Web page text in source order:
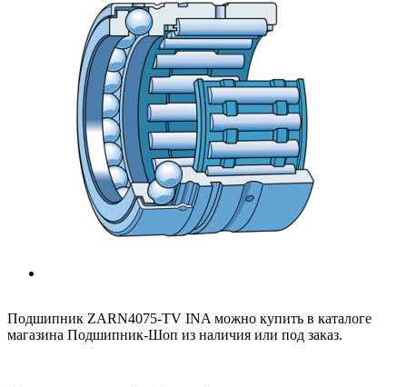
Подшипник ZARN4075-TV INA можно купить в каталоге
магазина Подшипник-Шоп из наличия или под заказ.